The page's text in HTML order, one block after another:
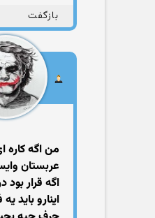
بازگفت
من اگه کاره
عربستان
اگه قرار
اینارو باید یه فحش